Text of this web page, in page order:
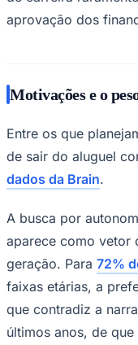
aprovação dos
Motivações e o
Entre os que
de sair do aluguel
dados da Brain.
A busca por
aparece como vetor
geração. Para 72%
faixas etárias, a
que contradiz a
últimos anos, de